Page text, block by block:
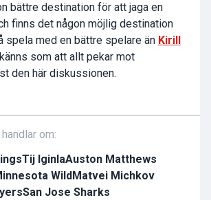
bättre destination för att jaga en
finns det någon möjlig destination
spela med en bättre spelare än Kirill
som att allt pekar mot
den här diskussionen.
om:
Tij IginlaAuston Matthews
Wild Matvei Michkov
San Jose Sharks